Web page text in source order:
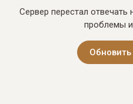
Сервер перестал
проблемы